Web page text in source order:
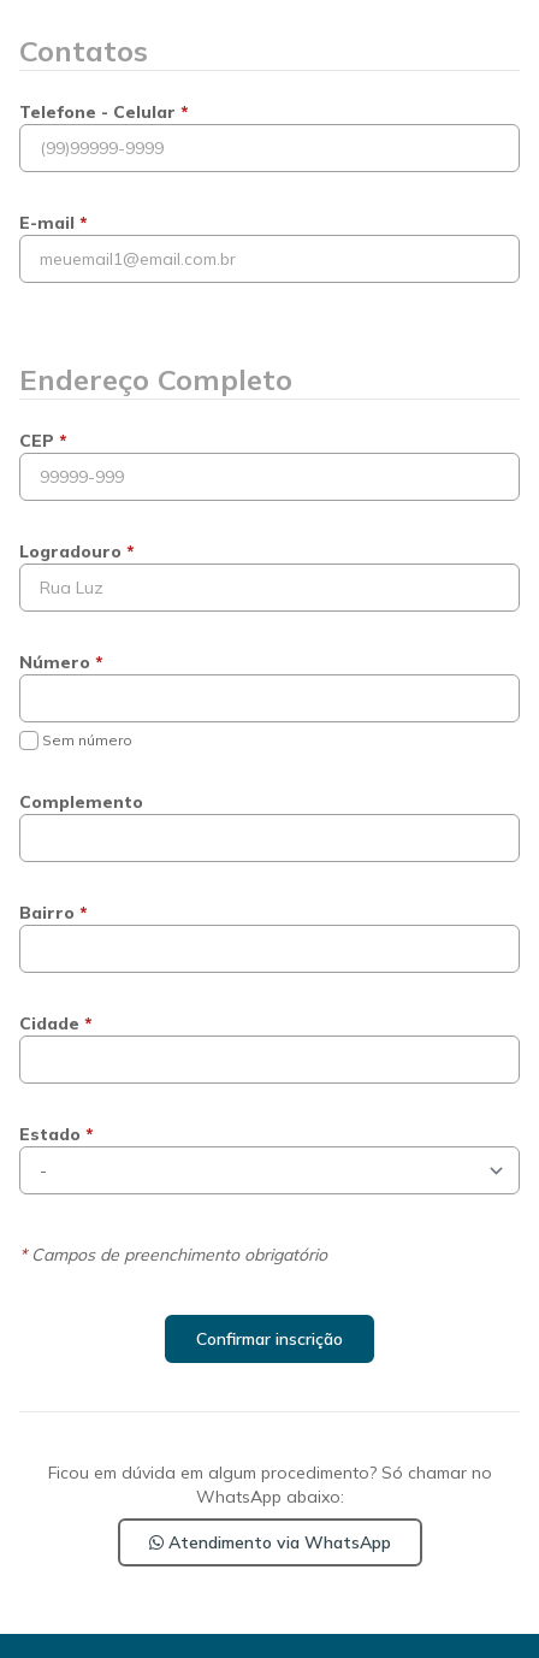
Contatos
Telefone - Celular *
E-mail *
Endereço Completo
CEP *
Logradouro *
Número *
Sem número
Complemento
Bairro *
Cidade *
Estado *
*Campos de preenchimento obrigatório
Confirmar inscrição
Ficou em dúvida em algum procedimento? Só chamar no
WhatsApp abaixo:
Atendimento via WhatsApp